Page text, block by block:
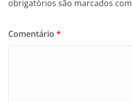
obrigatórios são marcados com
Comentário *